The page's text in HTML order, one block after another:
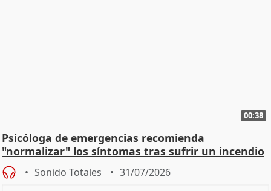
00:38
Psicóloga de emergencias recomienda
"normalizar" los síntomas tras sufrir un incendio
Sonido Totales 31/07/2026